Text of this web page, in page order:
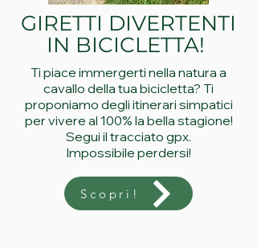
GIRETTI DIVERTENTI
IN BICICLETTA!
Ti piace immergerti nella natura a
cavallo della tua bicicletta? Ti
proponiamo degli itinerari simpatici
per vivere al 100% la bella stagione!
Segui il tracciato gpx.
Impossibile perdersi!
Scopri!